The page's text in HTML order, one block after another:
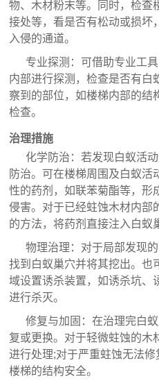
物、木材粉末等。同时，检查
接处等，看是否有松动或损坏
入侵的通道。
专业探测：可借助专业工具
内部进行探测，检查是否有白
察到的部位，如楼梯内部的结
检查。
治理措施
化学防治：若发现白蚁活动
防治。可在楼梯周围及白蚁活
性的药剂，如联苯菊酯等，形
侵害。对于已经蛀蚀木材内部
的方法，将药剂直接注入白蚁
物理治理：对于局部发现的
找到白蚁巢穴并将其挖出。也
域设置诱杀装置，如诱杀坑、
进行杀灭。
修复与加固：在治理完白蚁
复或更换。对于轻微蛀蚀的木
进行处理;对于严重蛀蚀无法
楼梯的结构安全。